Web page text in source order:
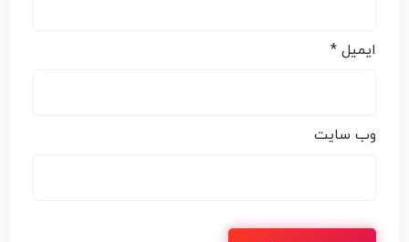
ایمیل*
وب‌ سایت